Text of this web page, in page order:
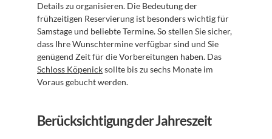
Details zu organisieren. Die Bedeutung der
frühzeitigen Reservierung ist besonders wichtig für
Samstage und beliebte Termine. So stellen Sie sicher,
dass Ihre Wunschtermine verfügbar sind und Sie
Schloss Köpenick sollte bis zu sechs Monate im
Voraus gebucht werden.
Berücksichtigung der Jahreszeit